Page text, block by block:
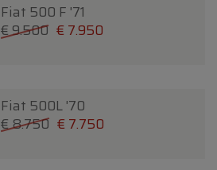
Fiat 500 F '71
€ 9.500 € 7.950
Fiat 500L '70
€ 8.750 € 7.750